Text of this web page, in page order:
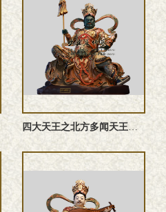
四大天王之北方多闻天王塑像